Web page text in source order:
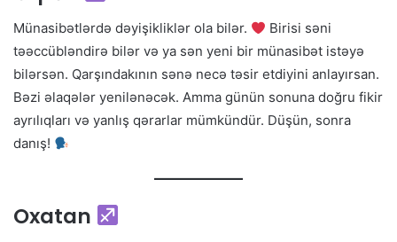
Münasibətlərdə dəyişikliklər ola bilər.
Birisi səni
təəccübləndirə bilər və ya sən yeni bir münasibət istəyə
bilərsən. Qarşındakının sənə necə təsir etdiyini anlayırsan.
Bəzi əlaqələr yenilənəcək. Amma günün sonuna doğru fikir
ayrılıqları və yanlış qərarlar mümkündür. Düşün, sonra
danış!
Oxatan